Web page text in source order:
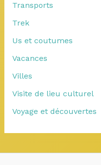
Transports
Trek
Us et coutumes
Vacances
Villes
Visite de lieu culturel
Voyage et découvertes